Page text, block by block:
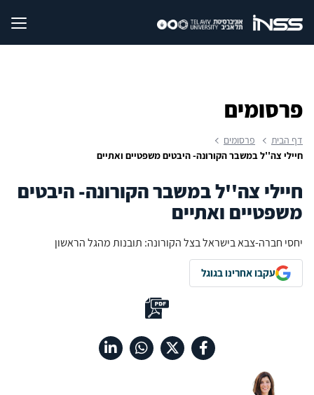
פרסומים
דף הבית
פרסומים
חיילי צה''ל במשבר הקורונה- היבטים משפטיים ואתיים
חיילי צה''ל במשבר הקורונה- היבטים
משפטיים ואתיים
יחסי חברה-צבא בישראל בצל הקורונה: תובנות מהגל הראשון
עקבו אחרינו בגוגל